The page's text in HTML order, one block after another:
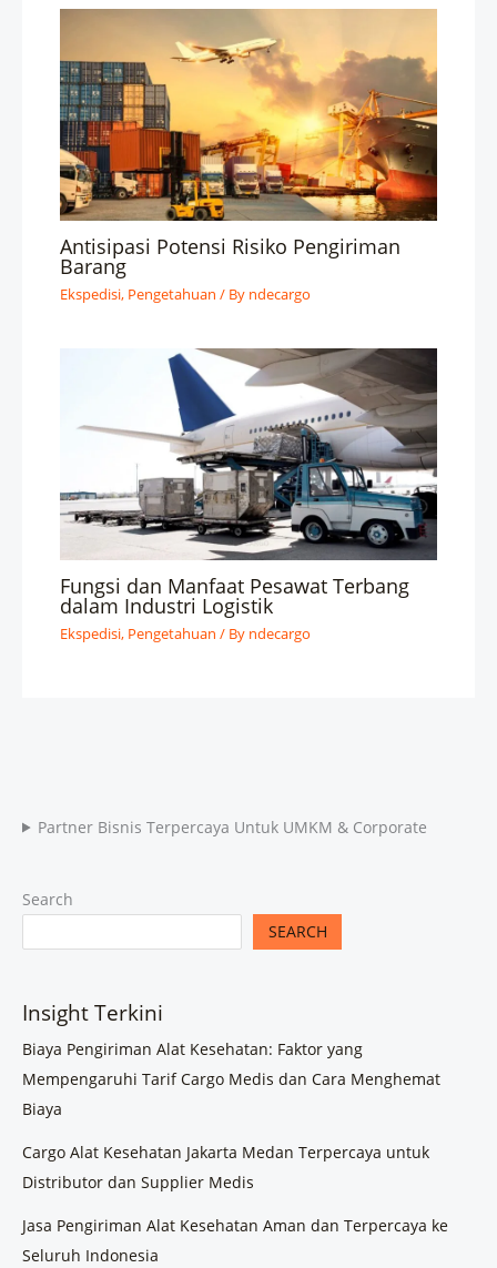
Antisipasi Potensi Risiko Pengiriman
Barang
Ekspedisi, Pengetahuan / By ndecargo
Fungsi dan Manfaat Pesawat Terbang
dalam Industri Logistik
Ekspedisi, Pengetahuan / By ndecargo
Partner Bisnis Terpercaya Untuk UMKM & Corporate
Search
SEARCH
Insight Terkini
Biaya Pengiriman Alat Kesehatan: Faktor yang
Mempengaruhi Tarif Cargo Medis dan Cara Menghemat
Biaya
Cargo Alat Kesehatan Jakarta Medan Terpercaya untuk
Distributor dan Supplier Medis
Jasa Pengiriman Alat Kesehatan Aman dan Terpercaya ke
Seluruh Indonesia